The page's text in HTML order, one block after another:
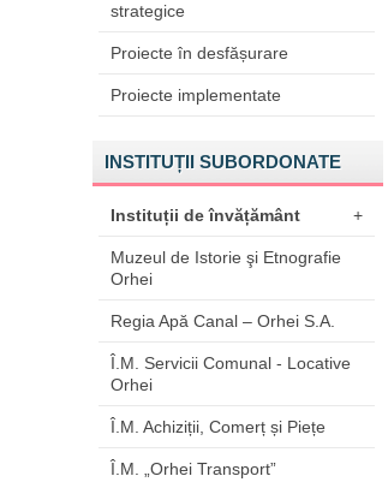
strategice
Proiecte în desfășurare
Proiecte implementate
INSTITUȚII SUBORDONATE
Instituții de învățământ +
Muzeul de Istorie şi Etnografie
Orhei
Regia Apă Canal – Orhei S.A.
Î.M. Servicii Comunal - Locative
Orhei
Î.M. Achiziții, Comerț și Piețe
Î.M. „Orhei Transport”